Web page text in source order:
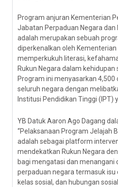
Program anjuran Kementerian
Jabatan Perpaduan Negara dan
adalah merupakan sebuah
diperkenalkan oleh
memperkukuh literasi,
Rukun Negara dalam kehidupan
Program ini menyasarkan
seluruh negara dengan
Institusi Pendidikan Tinggi (IPT)
YB Datuk Aaron Ago Dagang
“Pelaksanaan Program Jelajah
adalah sebagai platform
mendekatkan Rukun Negara
bagi mengatasi dan menangani
perpaduan negara termasuk isu
kelas sosial, dan hubungan